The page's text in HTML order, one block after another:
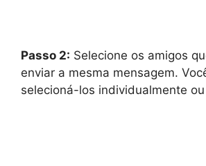
Passo 2: Selecione os amigos
enviar a mesma mensagem.
selecioná-los individualmente